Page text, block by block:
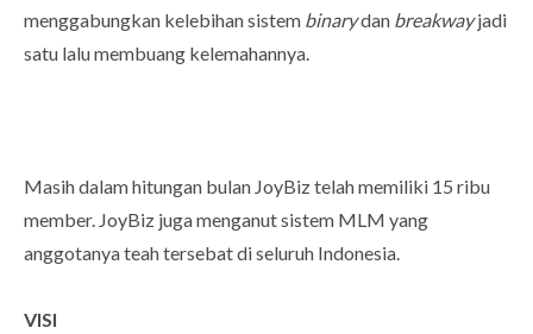
menggabungkan kelebihan sistem binarydan breakwayjadi
satu lalu membuang kelemahannya.
Masih dalam hitungan bulan JoyBiz telah memiliki 15 ribu
member. JoyBiz juga menganut sistem MLM yang
anggotanya teah tersebat di seluruh Indonesia.
VISI